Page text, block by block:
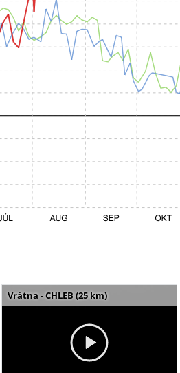
Vrátna - CHLEB (25 km)